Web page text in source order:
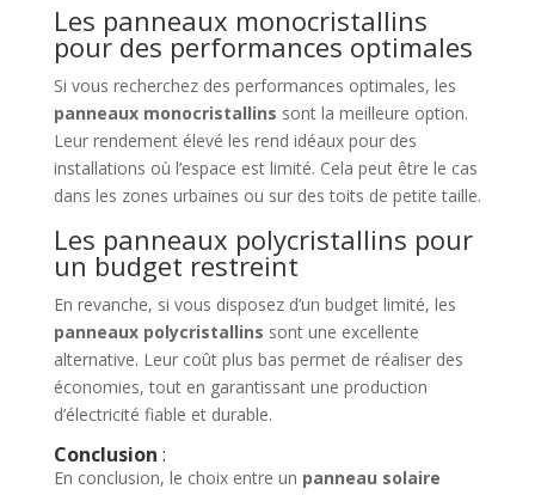
Les panneaux monocristallins
pour des performances optimales
Si vous recherchez des performances optimales, les
panneaux monocristallins sont la meilleure option.
Leur rendement élevé les rend idéaux pour des
installations où l’espace est limité. Cela peut être le cas
dans les zones urbaines ou sur des toits de petite taille.
Les panneaux polycristallins pour
un budget restreint
En revanche, si vous disposez d’un budget limité, les
panneaux polycristallins sont une excellente
alternative. Leur coût plus bas permet de réaliser des
économies, tout en garantissant une production
d’électricité fiable et durable.
Conclusion :
En conclusion, le choix entre un panneau solaire